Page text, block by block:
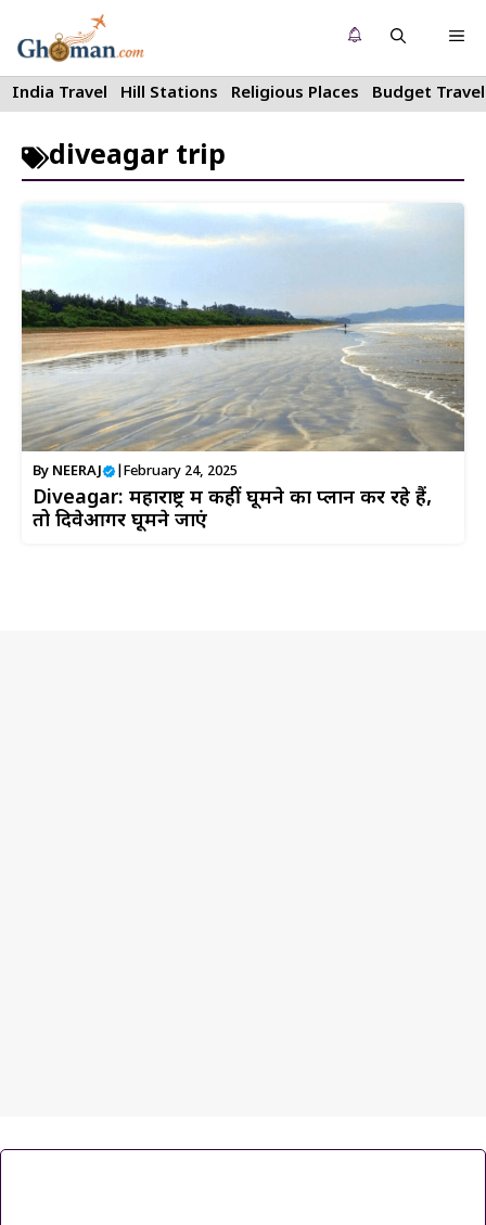
to
content
India Travel Hill Stations Religious Places Budget Travel
diveagar trip
By NEERAJ February 24, 2025
Diveagar: महाराष्ट्र में कहीं घूमने का प्लान कर रहे हैं,
तो दिवेआगर घूमने जाएं